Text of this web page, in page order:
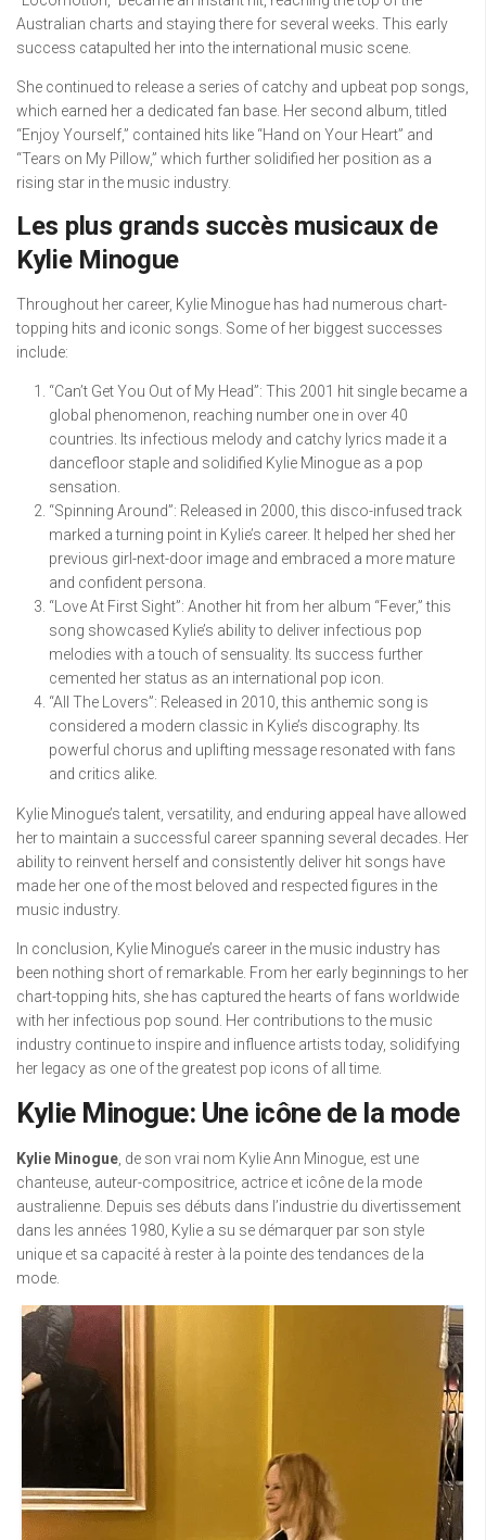
Australian charts and staying there for several weeks. This early
success catapulted her into the international music scene.
She continued to release a series of catchy and upbeat pop songs,
which earned her a dedicated fan base. Her second album, titled
“Enjoy Yourself,” contained hits like “Hand on Your Heart” and
“Tears on My Pillow,” which further solidified her position as a
rising star in the music industry.
Les plus grands succès musicaux de
Kylie Minogue
Throughout her career, Kylie Minogue has had numerous chart-
topping hits and iconic songs. Some of her biggest successes
include:
“Can’t Get You Out of My Head”: This 2001 hit single became a
global phenomenon, reaching number one in over 40
countries. Its infectious melody and catchy lyrics made it a
dancefloor staple and solidified Kylie Minogue as a pop
sensation.
“Spinning Around”: Released in 2000, this disco-infused track
marked a turning point in Kylie’s career. It helped her shed her
previous girl-next-door image and embraced a more mature
and confident persona.
“Love At First Sight”: Another hit from her album “Fever,” this
song showcased Kylie’s ability to deliver infectious pop
melodies with a touch of sensuality. Its success further
cemented her status as an international pop icon.
“All The Lovers”: Released in 2010, this anthemic song is
considered a modern classic in Kylie’s discography. Its
powerful chorus and uplifting message resonated with fans
and critics alike.
Kylie Minogue’s talent, versatility, and enduring appeal have allowed
her to maintain a successful career spanning several decades. Her
ability to reinvent herself and consistently deliver hit songs have
made her one of the most beloved and respected figures in the
music industry.
In conclusion, Kylie Minogue’s career in the music industry has
been nothing short of remarkable. From her early beginnings to her
chart-topping hits, she has captured the hearts of fans worldwide
with her infectious pop sound. Her contributions to the music
industry continue to inspire and influence artists today, solidifying
her legacy as one of the greatest pop icons of all time.
Kylie Minogue: Une icône de la mode
Kylie Minogue , de son vrai nom Kylie Ann Minogue, est une
chanteuse, auteur-compositrice, actrice et icône de la mode
australienne. Depuis ses débuts dans l’industrie du divertissement
dans les années 1980, Kylie a su se démarquer par son style
unique et sa capacité à rester à la pointe des tendances de la
mode.